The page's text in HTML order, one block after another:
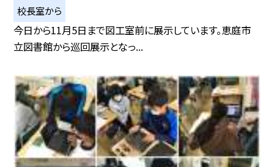
校長室から
今日から11月5日まで図工室前に展示しています。恵庭市
立図書館から巡回展示となっ...